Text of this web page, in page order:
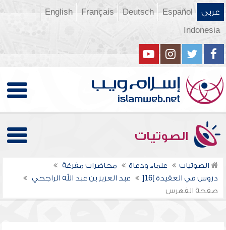
عربي Español
Deutsch
Français
English
Indonesia
الصوتيات
الصوتيات علماء ودعاة
محاضرات مفرغة
دروس في العقيدة ]16[
عبد العزيز بن عبد الله الراجحي
صفحة الفهرس